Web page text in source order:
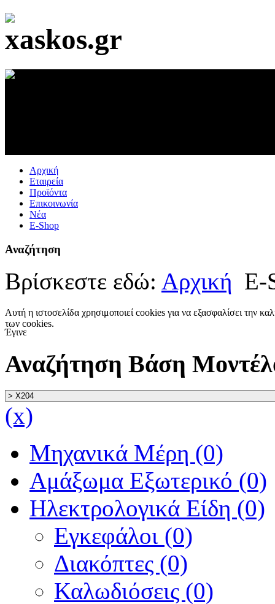
Αρχική
Εταιρεία
Προϊόντα
Επικοινωνία
Νέα
E-Shop
Αναζήτηση
Βρίσκεστε εδώ: Αρχική E-
Αυτή η ιστοσελίδα χρησιμοποιεί cookies για να εξασφαλίσει την
των cookies.
Έγινε
Αναζήτηση Βάση
(x)
Μηχανικά Μέρη (0)
Αμάξωμα Εξωτερικό (0)
Ηλεκτρολογικά Είδη (0)
Εγκεφάλοι (0)
Διακόπτες (0)
Καλωδιόσεις (0)